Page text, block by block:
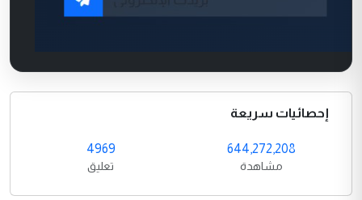
إحصائيات سريعة
644,272,208
مشاهدة
4969
تعليق